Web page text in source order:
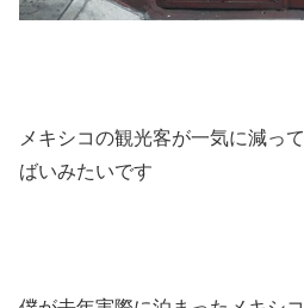
メキシコの観光客が一気に減っ
ばいみたいです